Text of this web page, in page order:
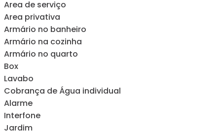
Area de serviço
Area privativa
Armário no banheiro
Armário na cozinha
Armário no quarto
Box
Lavabo
Cobrança de Água individual
Alarme
Interfone
Jardim